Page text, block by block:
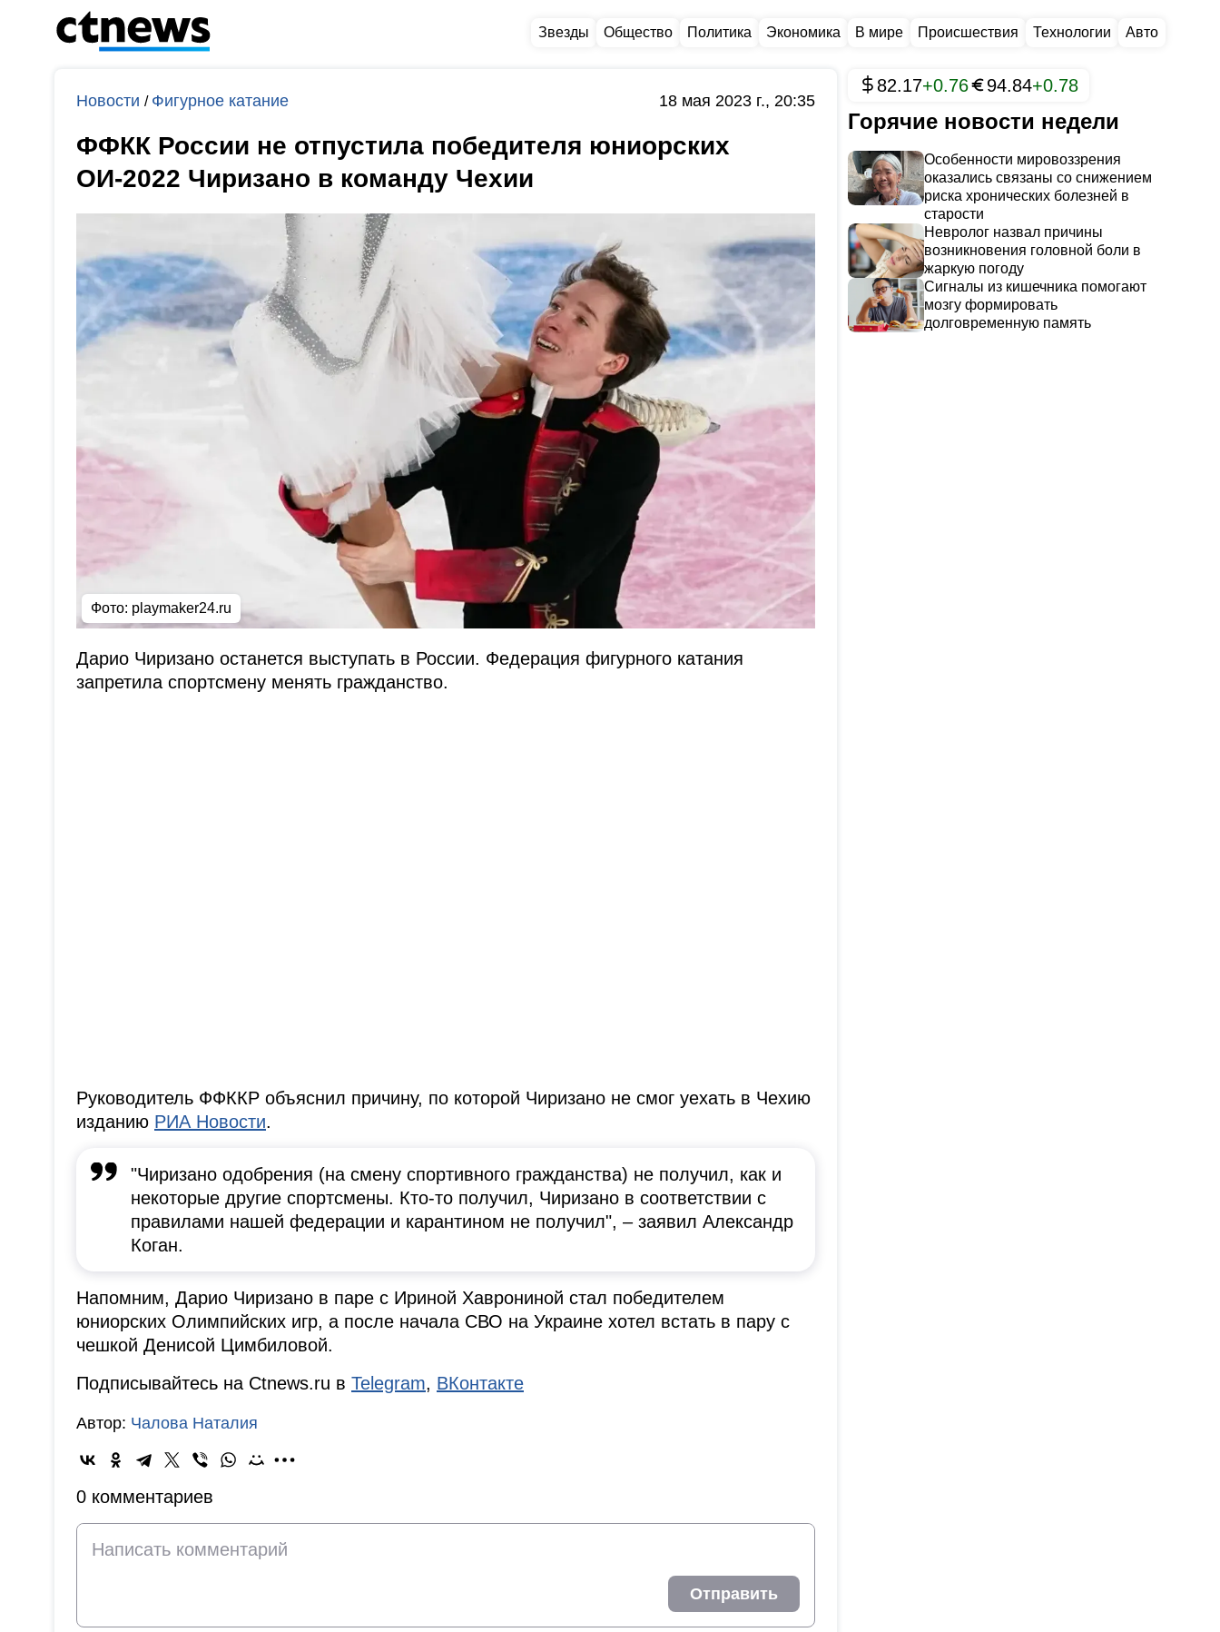
Звезды Общество Политика Экономика В мире Происшествия Технологии Авто
Новости / Фигурное катание 18 мая 2023 г., 20:35
ФФКК России не отпустила победителя юниорских
ОИ-2022 Чиризано в команду Чехии
Фото: playmaker24.ru
Дарио Чиризано останется выступать в России. Федерация фигурного катания
запретила спортсмену менять гражданство.
Руководитель ФФККР объяснил причину, по которой Чиризано не смог уехать в Чехию
изданию РИА Новости.
"Чиризано одобрения (на смену спортивного гражданства) не получил, как и
некоторые другие спортсмены. Кто-то получил, Чиризано в соответствии с
правилами нашей федерации и карантином не получил", – заявил Александр
Коган.
Напомним, Дарио Чиризано в паре с Ириной Хаврониной стал победителем
юниорских Олимпийских игр, а после начала СВО на Украине хотел встать в пару с
чешкой Денисой Цимбиловой.
Подписывайтесь на Ctnews.ru в Telegram, ВКонтакте
Автор: Чалова Наталия
0 комментариев
Отправить
82.17+0.76 94.84+0.78
Горячие новости недели
Особенности мировоззрения
оказались связаны со снижением
риска хронических болезней в
старости
Невролог назвал причины
возникновения головной боли в
жаркую погоду
Сигналы из кишечника помогают
мозгу формировать
долговременную память